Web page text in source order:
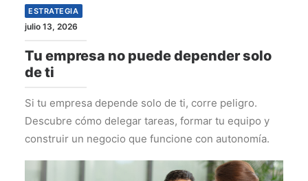
ESTRATEGIA
julio 13, 2026
Tu empresa no puede depender solo
de ti
Si tu empresa depende solo de ti, corre peligro.
Descubre cómo delegar tareas, formar tu equipo y
construir un negocio que funcione con autonomía.